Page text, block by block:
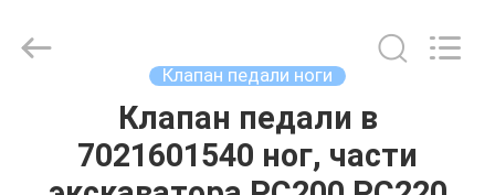
Клапан педали ноги
Клапан педали в
7021601540 ног, части